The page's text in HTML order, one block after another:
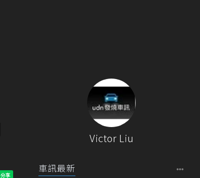
Victor Liu
車訊最新